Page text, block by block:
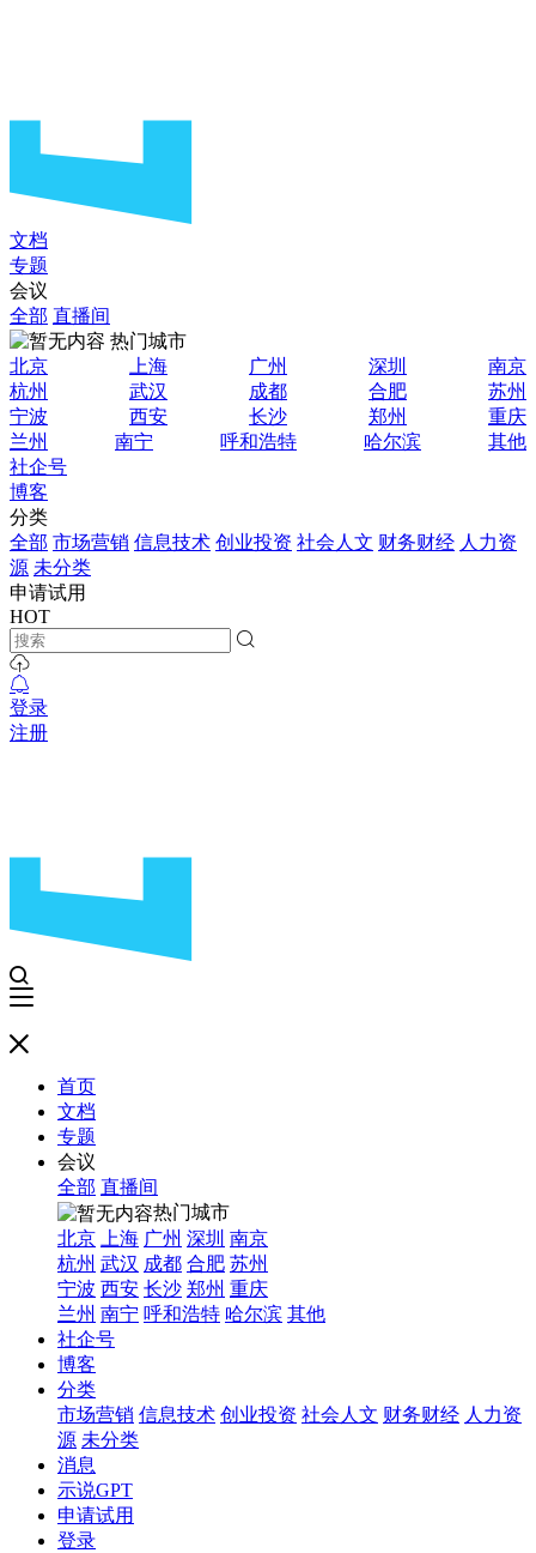
文档
专题
会议
全部 直播间
热门城市
北京
上海 广州 深圳
南京
杭州
武汉 成都 合肥
苏州
宁波
西安 长沙 郑州
重庆
兰州
南宁 呼和浩特 哈尔滨
其他
社企号
博客
分类
全部 市场营销 信息技术 创业投资 社会人文 财务财经 人力资
源 未分类
申请试用
HOT
登录
注册
首页
文档
专题
会议
全部 直播间
热门城市
北京
上海 广州 深圳 南京
杭州 武汉 成都 合肥 苏州
宁波 西安 长沙 郑州 重庆
兰州 南宁 呼和浩特 哈尔滨 其他
社企号
博客
分类
市场营销 信息技术 创业投资 社会人文 财务财经 人力资
源 未分类
消息
示说GPT
申请试用
登录